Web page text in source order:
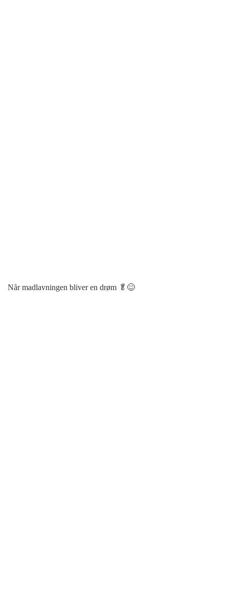
Når madlavningen bliver en drøm 🥬😊